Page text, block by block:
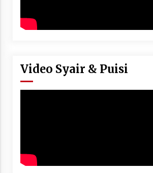
Video Syair & Puisi